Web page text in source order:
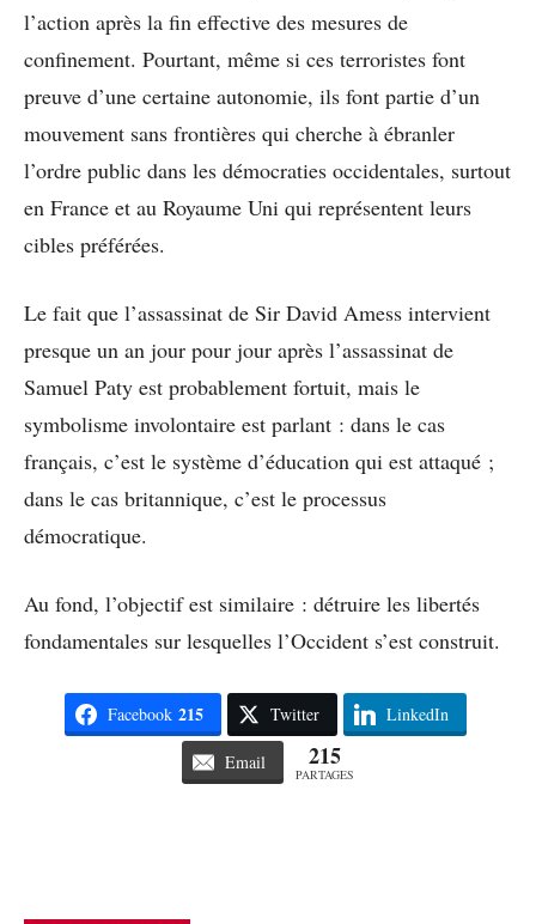
l’action après la fin effective des mesures de
confinement. Pourtant, même si ces terroristes font
preuve d’une certaine autonomie, ils font partie d’un
mouvement sans frontières qui cherche à ébranler
l’ordre public dans les démocraties occidentales, surtout
en France et au Royaume Uni qui représentent leurs
cibles préférées.
Le fait que l’assassinat de Sir David Amess intervient
presque un an jour pour jour après l’assassinat de
Samuel Paty est probablement fortuit, mais le
symbolisme involontaire est parlant : dans le cas
français, c’est le système d’éducation qui est attaqué ;
dans le cas britannique, c’est le processus
démocratique.
Au fond, l’objectif est similaire : détruire les libertés
fondamentales sur lesquelles l’Occident s’est construit.
Facebook 215 Twitter LinkedIn
Email 215
PARTAGES